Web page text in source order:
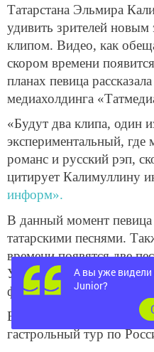
Татарстана Эльмира
удивить зрителей
клипом. Видео, как
скором времени
планах певица
медиахолдинга
«Будут два клипа, один
экспериментальный, где
романс и русский рэп,
цитирует Калимуллину
информ».
В данный момент
татарскими песнями.
времени появятся две
Услышать одну из них
федеральных
Весной Эльмира
гастрольный тур по
А вы уже видели
Junior?